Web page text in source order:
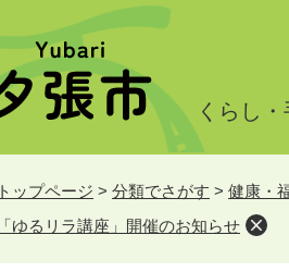
くらし・
トップページ > 分類でさがす > 健康・
「ゆるリラ講座」開催のお知らせ